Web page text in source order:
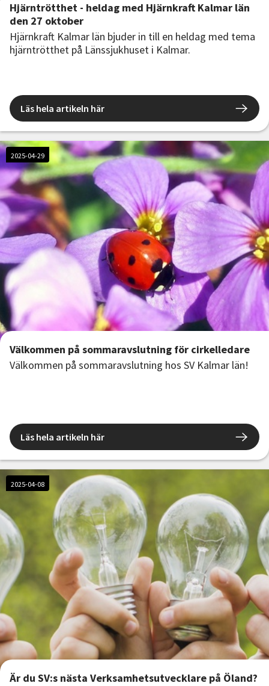
Hjärntrötthet - heldag med Hjärnkraft Kalmar län
den 27 oktober
Hjärnkraft Kalmar län bjuder in till en heldag med tema
hjärntrötthet på Länssjukhuset i Kalmar.
Läs hela artikeln här
2025-04-29
Välkommen på sommaravslutning för cirkelledare
Välkommen på sommaravslutning hos SV Kalmar län!
Läs hela artikeln här
2025-04-08
Är du SV:s nästa Verksamhetsutvecklare på Öland?